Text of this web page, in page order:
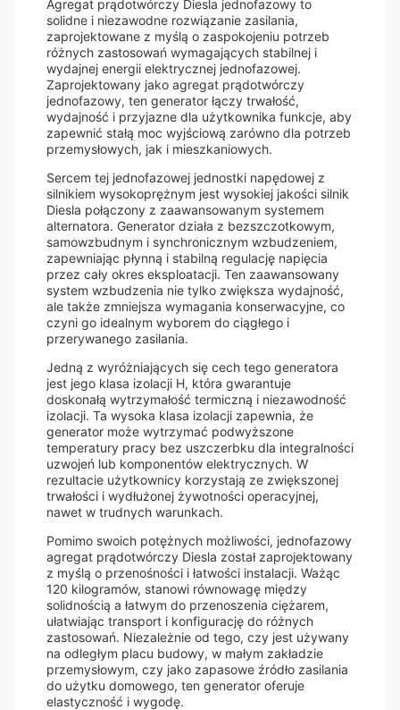
Agregat prądotwórczy Diesla jednofazowy to
solidne i niezawodne rozwiązanie zasilania,
zaprojektowane z myślą o zaspokojeniu potrzeb
różnych zastosowań wymagających stabilnej i
wydajnej energii elektrycznej jednofazowej.
Zaprojektowany jako agregat prądotwórczy
jednofazowy, ten generator łączy trwałość,
wydajność i przyjazne dla użytkownika funkcje, aby
zapewnić stałą moc wyjściową zarówno dla potrzeb
przemysłowych, jak i mieszkaniowych.
Sercem tej jednofazowej jednostki napędowej z
silnikiem wysokoprężnym jest wysokiej jakości silnik
Diesla połączony z zaawansowanym systemem
alternatora. Generator działa z bezszczotkowym,
samowzbudnym i synchronicznym wzbudzeniem,
zapewniając płynną i stabilną regulację napięcia
przez cały okres eksploatacji. Ten zaawansowany
system wzbudzenia nie tylko zwiększa wydajność,
ale także zmniejsza wymagania konserwacyjne, co
czyni go idealnym wyborem do ciągłego i
przerywanego zasilania.
Jedną z wyróżniających się cech tego generatora
jest jego klasa izolacji H, która gwarantuje
doskonałą wytrzymałość termiczną i niezawodność
izolacji. Ta wysoka klasa izolacji zapewnia, że
generator może wytrzymać podwyższone
temperatury pracy bez uszczerbku dla integralności
uzwojeń lub komponentów elektrycznych. W
rezultacie użytkownicy korzystają ze zwiększonej
trwałości i wydłużonej żywotności operacyjnej,
nawet w trudnych warunkach.
Pomimo swoich potężnych możliwości, jednofazowy
agregat prądotwórczy Diesla został zaprojektowany
z myślą o przenośności i łatwości instalacji. Ważąc
120 kilogramów, stanowi równowagę między
solidnością a łatwym do przenoszenia ciężarem,
ułatwiając transport i konfigurację do różnych
zastosowań. Niezależnie od tego, czy jest używany
na odległym placu budowy, w małym zakładzie
przemysłowym, czy jako zapasowe źródło zasilania
do użytku domowego, ten generator oferuje
elastyczność i wygodę.